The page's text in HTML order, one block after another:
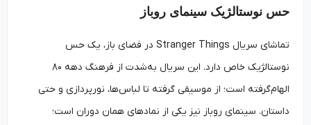
حس نوستالژیک سینمای روباز
تماشای سریال Stranger Things در فضای باز، یک حس
نوستالژیک خاص دارد. این سریال به‌شدت از فرهنگ دهه ۸۰
الهام‌گرفته است؛ از موسیقی گرفته تا لباس‌ها، نورپردازی و حتی
داستان. سینمای روباز نیز یکی از نمادهای همان دوران است؛